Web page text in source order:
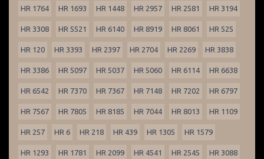
HR 1764 HR 1693 HR 1448 HR 2957 HR 2581 HR 3194
HR 3308 HR 5521 HR 6140 HR 8919 HR 8061 HR 525
HR 120 HR 3393 HR 2397 HR 2704 HR 2269 HR 3838
HR 3386 HR 5097 HR 5037 HR 5060 HR 6114 HR 6638
HR 6542 HR 7370 HR 7367 HR 7148 HR 7202 HR 6797
HR 7567 HR 7805 HR 8185 HR 7044 HR 8013 HR 1109
HR 257 HR 6 HR 218 HR 439 HR 1305 HR 1579
HR 1293 HR 1781 HR 2099 HR 4541 HR 2545 HR 3088